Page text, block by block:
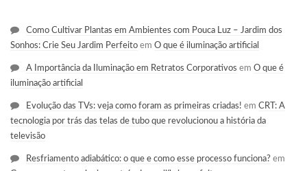
Como Cultivar Plantas em Ambientes com Pouca Luz – Jardim dos
Sonhos: Crie Seu Jardim Perfeito em O que é iluminação artificial
A Importância da Iluminação em Retratos Corporativos em O que é
iluminação artificial
Evolução das TVs: veja como foram as primeiras criadas! em CRT: A
tecnologia por trás das telas de tubo que revolucionou a história da
televisão
Resfriamento adiabático: o que e como esse processo funciona? em